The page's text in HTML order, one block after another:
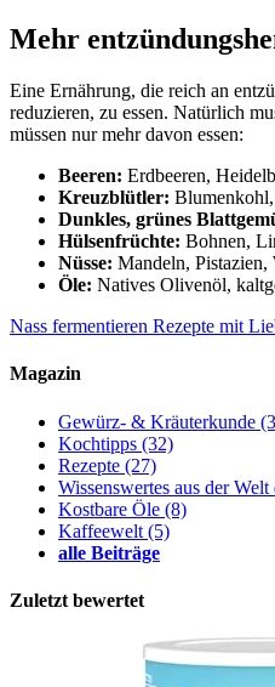
Mehr
Eine Ernährung, die reich an
reduzieren, zu essen. Natürlich
müssen nur mehr davon essen:
Beeren: Erdbeeren,
Kreuzblütler:
Dunkles, grünes
Hülsenfrüchte: Bohnen,
Nüsse: Mandeln, Pistazien,
Öle: Natives Olivenöl,
Nass fermentieren Rezepte mit
Magazin
Gewürz- & Kräuterkunde
Kochtipps (32)
Rezepte (27)
Wissenswertes aus der
Kostbare Öle (8)
Kaffeewelt (5)
alle Beiträge
Zuletzt bewertet